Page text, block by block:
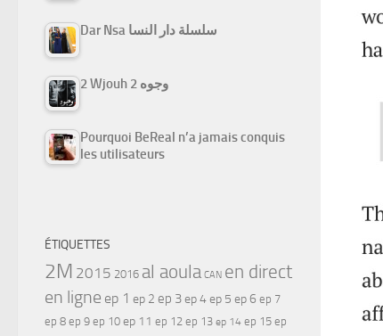
Dar Nsa سلسلة دار النسا
2 Wjouh 2 وجوه
Pourquoi BeReal n’a jamais conquis
les utilisateurs
ÉTIQUETTES
2M 2015 2016 al aoula CAN en direct
en ligne ep 1 ep 2 ep 3ep 4ep 5 ep 6 ep 7
ep 8 ep 9 ep 10 ep 11 ep 12 ep 13 ep 14 ep 15 ep